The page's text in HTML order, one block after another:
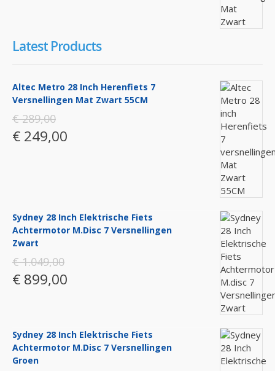
Latest Products
Altec Metro 28 Inch Herenfiets 7
Versnellingen Mat Zwart 55CM
€ 289,00
€ 249,00
Sydney 28 Inch Elektrische Fiets
Achtermotor M.disc 7 Versnellingen
Zwart
€ 1.049,00
€ 899,00
Sydney 28 Inch Elektrische Fiets
Achtermotor M.disc 7 Versnellingen
Groen